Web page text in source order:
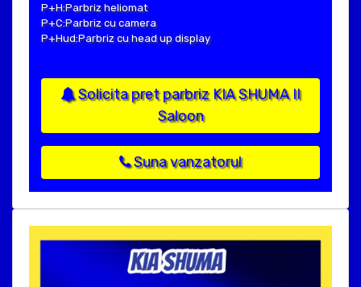
P+H:Parbriz heliomat
P+C:Parbriz cu camera
P+Hud:Parbriz cu head up display
Solicita pret parbriz KIA SHUMA II
Saloon
Suna vanzatorul